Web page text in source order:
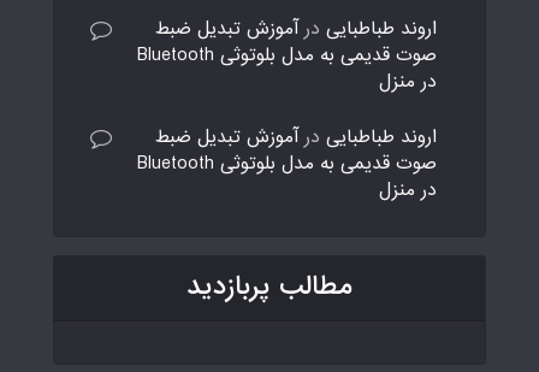
اروند طباطبایی درآموزش تبدیل ضبط
صوت قدیمی به مدل بلوتوثی Bluetooth
در منزل
اروند طباطبایی درآموزش تبدیل ضبط
صوت قدیمی به مدل بلوتوثی Bluetooth
در منزل
مطالب پربازدید